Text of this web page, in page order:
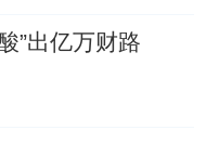
”出亿万财路